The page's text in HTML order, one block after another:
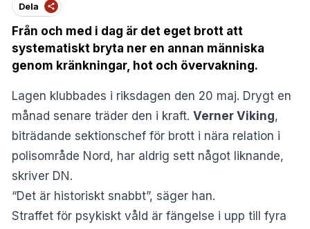
Dela
Från och med i dag är det eget brott att
systematiskt bryta ner en annan människa
genom kränkningar, hot och övervakning.
Lagen klubbades i riksdagen den 20 maj. Drygt en
månad senare träder den i kraft. Verner Viking,
biträdande sektionschef för brott i nära relation i
polisområde Nord, har aldrig sett något liknande,
skriver DN.
“Det är historiskt snabbt”, säger han.
Straffet för psykiskt våld är fängelse i upp till fyra